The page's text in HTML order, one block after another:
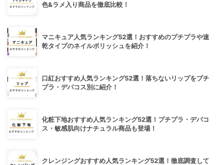
色&ラメ入り商品を徹底比較！
マニキュア人気ランキング52選！おすすめのプチプラや速
乾タイプのネイルポリッシュを紹介！
口紅おすすめ人気ランキング52選！落ちないリップをプチ
プラ・デパコス別に紹介！
化粧下地おすすめ人気ランキング52選！プチプラ・デパコ
ス・敏感肌向けナチュラル商品も登場！
クレンジングおすすめ人気ランキング52選！徹底調査して